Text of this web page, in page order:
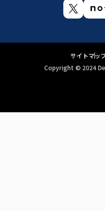
サイトマッ
Copyright ©︎ 2024